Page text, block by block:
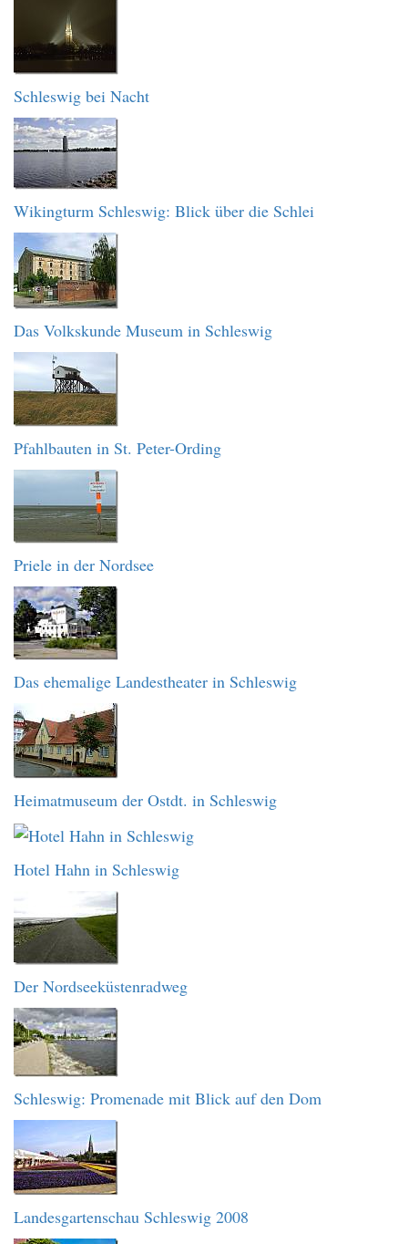
Schleswig bei Nacht
Wikingturm Schleswig: Blick über die Schlei
Das Volkskunde Museum in Schleswig
Pfahlbauten in St. Peter-Ording
Priele in der Nordsee
Das ehemalige Landestheater in Schleswig
Heimatmuseum der Ostdt. in Schleswig
Hotel Hahn in Schleswig
Der Nordseeküstenradweg
Schleswig: Promenade mit Blick auf den Dom
Landesgartenschau Schleswig 2008